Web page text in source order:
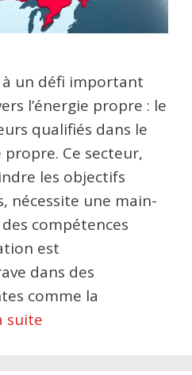
à un défi important
l’énergie propre : le
qualifiés dans le
propre. Ce secteur,
les objectifs
nécessite une main-
compétences
est
dans des
comme la
suite